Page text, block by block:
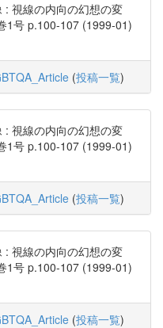
: 視線の内向の幻想の変
1号 p.100-107 (1999-01)
(投稿一覧)
: 視線の内向の幻想の変
1号 p.100-107 (1999-01)
(投稿一覧)
: 視線の内向の幻想の変
1号 p.100-107 (1999-01)
(投稿一覧)